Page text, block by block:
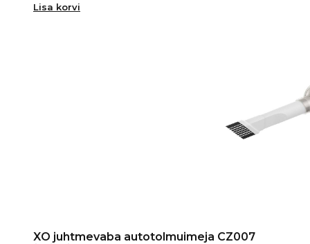
Lisa korvi
XO juhtmevaba autotolmuimeja CZ007